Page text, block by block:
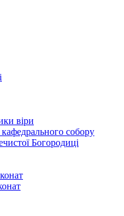
віри
кафедрального собору
Богородиці